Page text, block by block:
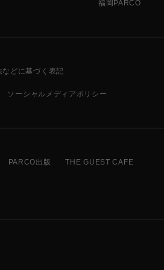
福岡PARCO
などに基づく表記
ソーシャルメディアポリシー
PARCO出版 THE GUEST CAFE